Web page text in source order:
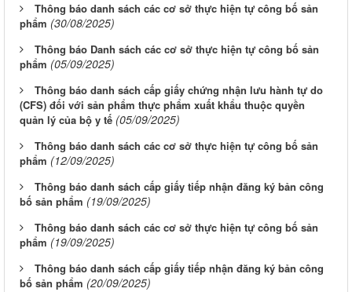
Thông báo danh sách các cơ sở thực hiện tự công bố sản
phẩm (30/08/2025)
Thông báo Danh sách các cơ sở thực hiện tự công bố sản
phẩm (05/09/2025)
Thông báo danh sách cấp giấy chứng nhận lưu hành tự do
(CFS) đối với sản phẩm thực phẩm xuất khẩu thuộc quyền
quản lý của bộ y tế (05/09/2025)
Thông báo danh sách các cơ sở thực hiện tự công bố sản
phẩm (12/09/2025)
Thông báo danh sách cấp giấy tiếp nhận đăng ký bản công
bố sản phẩm (19/09/2025)
Thông báo danh sách các cơ sở thực hiện tự công bố sản
phẩm (19/09/2025)
Thông báo danh sách cấp giấy tiếp nhận đăng ký bản công
bố sản phẩm (20/09/2025)